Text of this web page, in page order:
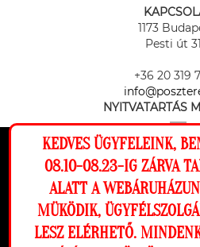
Ez a weboldal cookie-kat
lehető legjobb élményt
Beállítások
Elutasítom
1173
Pesti út
+36 20 319
NYITVATARTÁS
Az online fizetést a Barion Payment
száma: H-EN-I-
KEDVES ÜGYFELEINK,
08.10-08.23-IG ZÁRVA
ALATT A
MÜKÖDIK,
LESZ ELÉRHETŐ.